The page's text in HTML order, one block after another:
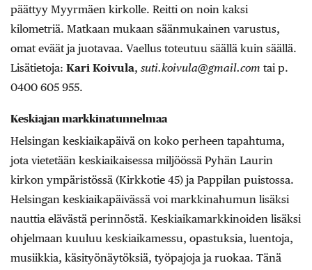
päättyy Myyrmäen kirkolle. Reitti on noin kaksi
kilometriä. Matkaan mukaan säänmukainen varustus,
omat eväät ja juotavaa. Vaellus toteutuu säällä kuin säällä.
Lisätietoja: Kari Koivula, suti.koivula@gmail.com tai p.
0400 605 955.
Keskiajan markkinatunnelmaa
Helsingan keskiaikapäivä on koko perheen tapahtuma,
jota vietetään keskiaikaisessa miljöössä Pyhän Laurin
kirkon ympäristössä (Kirkkotie 45) ja Pappilan puistossa.
Helsingan keskiaikapäivässä voi markkinahumun lisäksi
nauttia elävästä perinnöstä. Keskiaikamarkkinoiden lisäksi
ohjelmaan kuuluu keskiaikamessu, opastuksia, luentoja,
musiikkia, käsityönäytöksiä, työpajoja ja ruokaa. Tänä